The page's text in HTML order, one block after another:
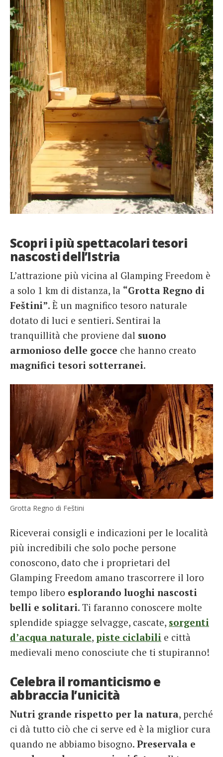
Scopri i più spettacolari tesori
nascosti dell’Istria
L’attrazione più vicina al Glamping Freedom è
a solo 1 km di distanza, la “Grotta Regno di
Feštini”. È un magnifico tesoro naturale
dotato di luci e sentieri. Sentirai la
tranquillità che proviene dal suono
armonioso delle gocce che hanno creato
magnifici tesori sotterranei.
Grotta Regno di Feštini
Riceverai consigli e indicazioni per le località
più incredibili che solo poche persone
conoscono, dato che i proprietari del
Glamping Freedom amano trascorrere il loro
tempo libero esplorando luoghi nascosti
belli e solitari. Ti faranno conoscere molte
splendide spiagge selvagge, cascate, sorgenti
d’acqua naturale, piste ciclabili e città
medievali meno conosciute che ti stupiranno!
Celebra il romanticismo e
abbraccia l’unicità
Nutri grande rispetto per la natura, perché
ci dà tutto ciò che ci serve ed è la miglior cura
quando ne abbiamo bisogno. Preservala e